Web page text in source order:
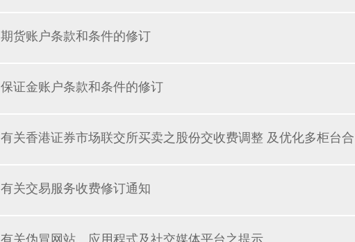
期货账户条款和条件的修订
保证金账户条款和条件的修订
有关香港证券市场联交所买卖之股份交收费调整 及优化多柜台
有关交易服务收费修订通知